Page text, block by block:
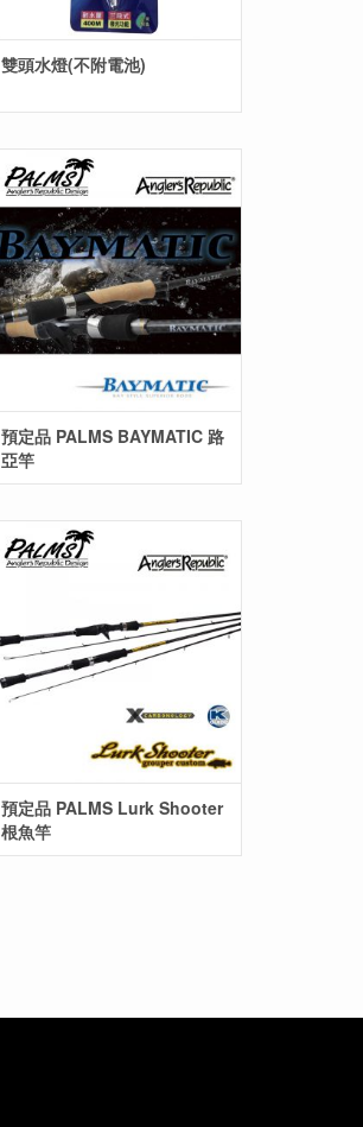
雙頭水燈(不附電池)
預定品 PALMS BAYMATIC 路
亞竿
預定品 PALMS Lurk Shooter
根魚竿